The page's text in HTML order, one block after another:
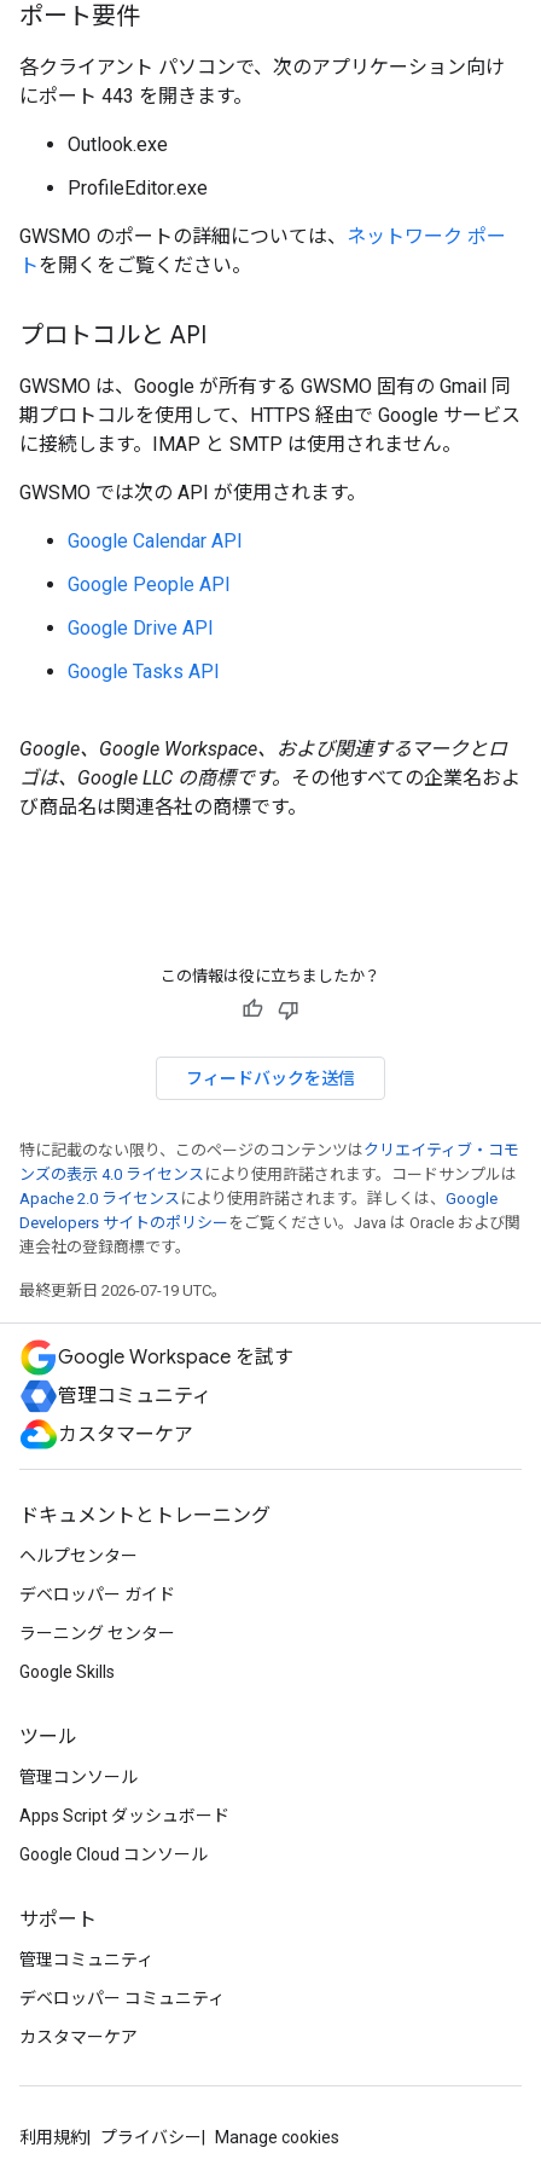
ポート要件
各クライアント パソコンで、次のアプリケーション向け
にポート 443 を開きます。
Outlook.exe
ProfileEditor.exe
GWSMO のポートの詳細については、
ネットワーク ポー
トを開くをご覧ください。
プロトコルと API
GWSMO は、Google が所有する GWSMO 固有の Gmail 同
期プロトコルを使用して、HTTPS 経由で Google サービス
に接続します。IMAP と SMTP は使用されません。
GWSMO では次の API が使用されます。
Google Calendar API
Google People API
Google Drive API
Google Tasks API
Google、Google Workspace、および関連するマークとロ
ゴは、Google LLC の商標です。 その他すべての企業名およ
び商品名は関連各社の商標です。
この情報は役に立ちましたか？
フィードバックを送信
特に記載のない限り、このページのコンテンツはクリエイティブ・コモ
ンズの表示 4.0 ライセンス により使用許諾されます。コードサンプルは
Apache 2.0 ライセンス により使用許諾されます。詳しくは、 Google
Developers サイトのポリシー をご覧ください。Java は Oracle および関
連会社の登録商標です。
最終更新日 2026-07-19 UTC。
Google Workspace を試す
管理コミュニティ
カスタマーケア
ドキュメントとトレーニング
ヘルプセンター
デベロッパー ガイド
ラーニング センター
Google Skills
ツール
管理コンソール
Apps Script ダッシュボード
Google Cloud コンソール
サポート
管理コミュニティ
デベロッパー コミュニティ
カスタマーケア
利用規約 プライバシー Manage cookies